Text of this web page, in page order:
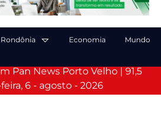
Rondônia Economia Mundo
Pan News Porto Velho | 91,5
6 - agosto - 2026